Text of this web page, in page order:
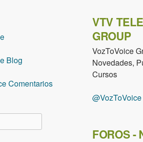
Blog
Comentarios
de búsqueda
VTV
GROUP
VozToVoice
Novedades,
Cursos
@VozToVoice
FOROS -